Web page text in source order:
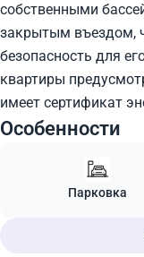
собственными
закрытым въездом,
безопасность для
квартиры
имеет сертификат
Особенности
Парковка